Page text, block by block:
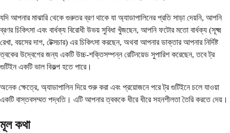
যদি আপনার মাঝারি থেকে গুরুতর ব্রণ থাকে যা অ্যাডাপালিনের প্রতি সাড়া দেয়নি, আপনি
ব্রণর চিকিৎসা এবং বার্ধক্য বিরোধী উভয় সুবিধা খুঁজছেন, আপনি ফটোর মতো বার্ধক্য (সূক্ষ্ম
রেখা, বয়সের দাগ, টেক্সচার) এর চিকিৎসা করছেন, অথবা আপনার ডাক্তার আপনার নির্দিষ্ট
ত্বকের উদ্বেগের জন্য একটি উচ্চ-শক্তিসম্পন্ন রেটিনয়েড সুপারিশ করেছেন, তবে ট্র
গুটিইন একটি ভাল বিকল্প হতে পারে।
অনেক ক্ষেত্রে, অ্যাডাপালিন দিয়ে শুরু করা এবং প্রয়োজনে পরে ট্র গুটিইনে চলে যাওয়া
একটি বাস্তবসম্মত পদ্ধতি। এটি আপনার ত্বককে ধীরে ধীরে সহনশীলতা তৈরি করতে দেয়।
মূল কথা